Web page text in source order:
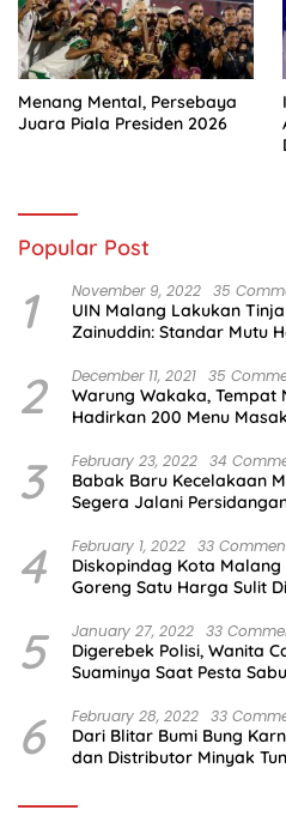
Menang Mental, Persebaya
Juara Piala Presiden 2026
Popular Post
1 November 9, 2022 35
UIN Malang Lakukan
Zainuddin: Standar Mutu
2 December 11, 2021 35
Warung Wakaka, Tempat
Hadirkan 200 Menu
3 February 23, 2022 34
Babak Baru Kecelakaan
Segera Jalani
4 February 1, 2022 33
Diskopindag Kota
Goreng Satu Harga Sulit
5 January 27, 2022 33
Digerebek Polisi, Wanita
Suaminya Saat Pesta Sabu
6 February 28, 2022 33
Dari Blitar Bumi Bung
dan Distributor Minyak